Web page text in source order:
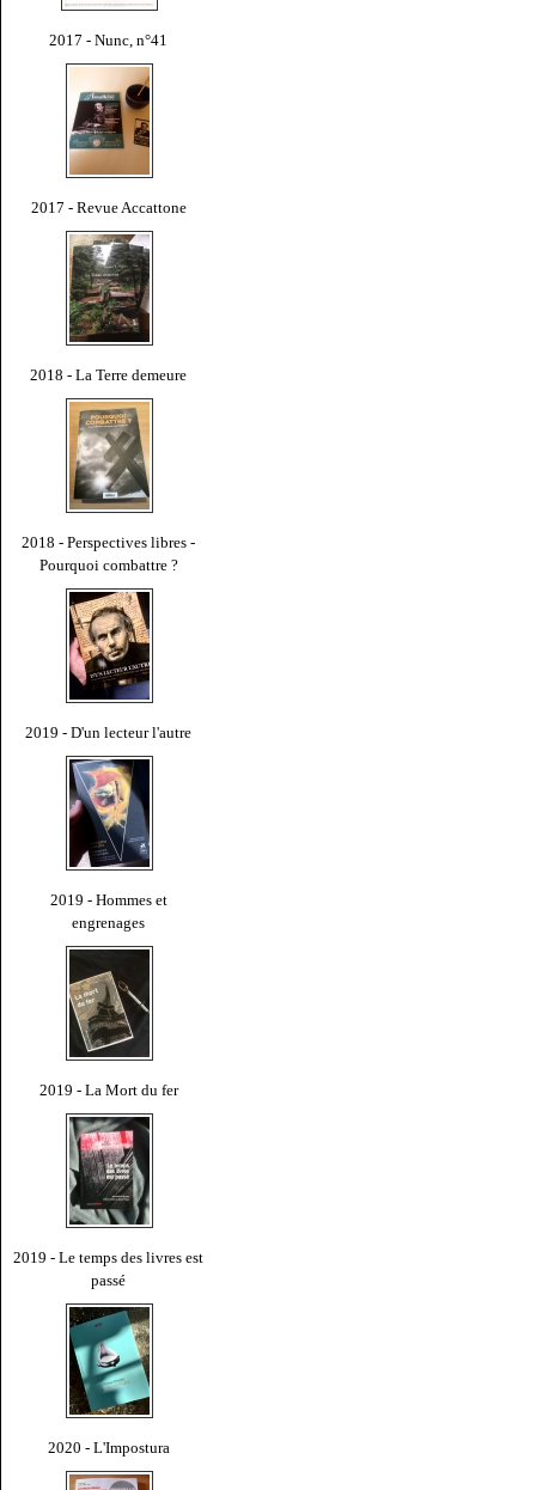
2017 - Nunc, n°41
2017 - Revue Accattone
2018 - La Terre demeure
2018 - Perspectives libres -
Pourquoi combattre ?
2019 - D'un lecteur l'autre
2019 - Hommes et
engrenages
2019 - La Mort du fer
2019 - Le temps des livres est
passé
2020 - L'Impostura